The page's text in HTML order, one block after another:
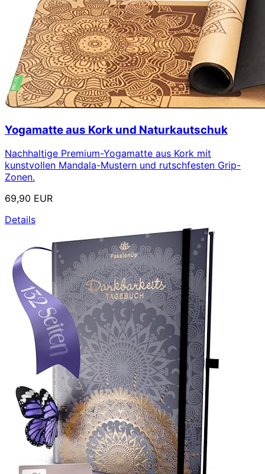
Yogamatte aus Kork und Naturkautschuk
Nachhaltige Premium-Yogamatte aus Kork mit
kunstvollen Mandala-Mustern und rutschfesten Grip-
Zonen.
69,90 EUR
Details